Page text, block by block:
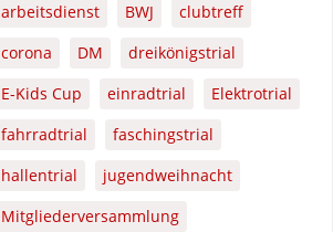
arbeitsdienst
BWJ
clubtreff
corona
DM
dreikönigstrial
E-Kids Cup
einradtrial
Elektrotrial
fahrradtrial
faschingstrial
hallentrial
jugendweihnacht
Mitgliederversammlung